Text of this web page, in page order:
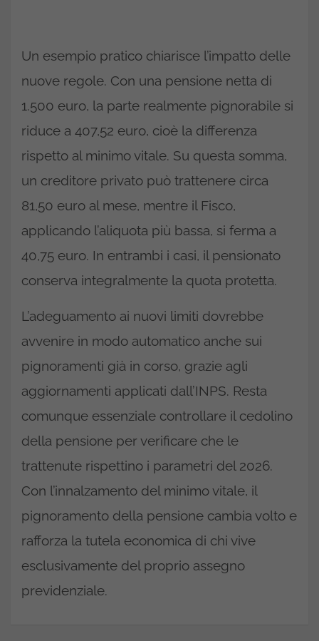
Un esempio pratico chiarisce l’impatto delle
nuove regole. Con una pensione netta di
1.500 euro, la parte realmente pignorabile si
riduce a 407,52 euro, cioè la differenza
rispetto al minimo vitale. Su questa somma,
un creditore privato può trattenere circa
81,50 euro al mese, mentre il Fisco,
applicando l’aliquota più bassa, si ferma a
40,75 euro. In entrambi i casi, il pensionato
conserva integralmente la quota protetta.
L’adeguamento ai nuovi limiti dovrebbe
avvenire in modo automatico anche sui
pignoramenti già in corso, grazie agli
aggiornamenti applicati dall’INPS. Resta
comunque essenziale controllare il cedolino
della pensione per verificare che le
trattenute rispettino i parametri del 2026.
Con l’innalzamento del minimo vitale, il
pignoramento della pensione cambia volto e
rafforza la tutela economica di chi vive
esclusivamente del proprio assegno
previdenziale.